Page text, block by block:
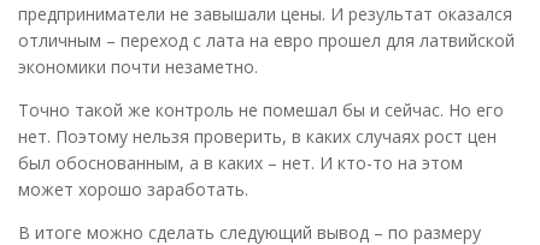
предприниматели не завышали цены. И результат оказался
отличным – переход с лата на евро прошел для латвийской
экономики почти незаметно.
Точно такой же контроль не помешал бы и сейчас. Но его
нет. Поэтому нельзя проверить, в каких случаях рост цен
был обоснованным, а в каких – нет. И кто-то на этом
может хорошо заработать.
В итоге можно сделать следующий вывод – по размеру